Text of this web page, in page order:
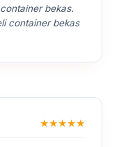
bekas.
container bekas
★★★★★